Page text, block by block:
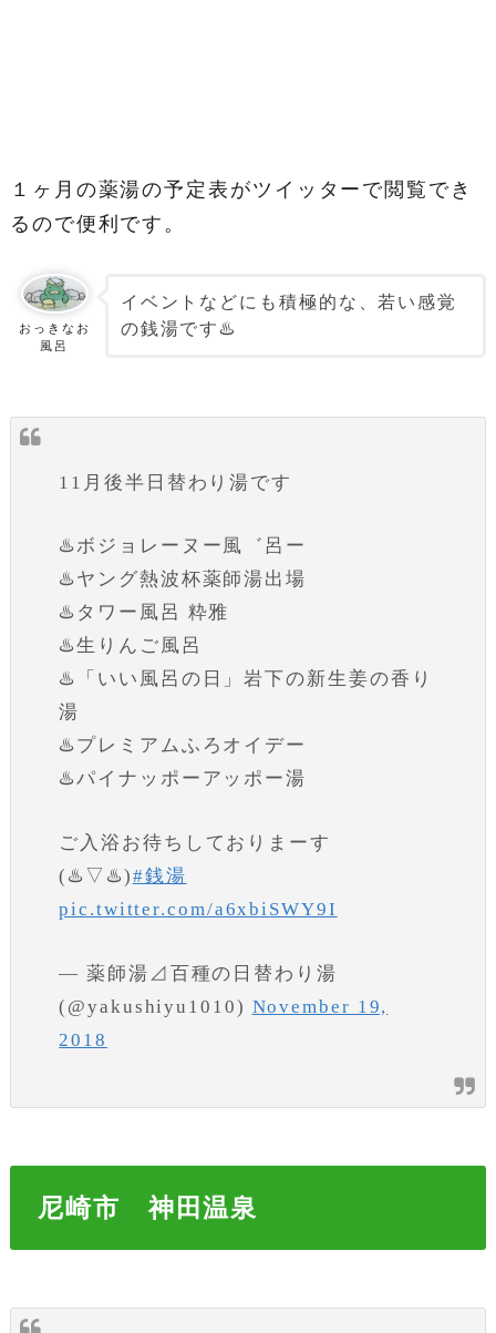
１ヶ月の薬湯の予定表がツイッターで閲覧でき
るので便利です。
おっきなお
風呂
イベントなどにも積極的な、若い感覚
の銭湯です♨️
11月後半日替わり湯です
♨️ボジョレーヌー風゛呂ー
♨️ヤング熱波杯薬師湯出場
♨️タワー風呂 粋雅
♨️生りんご風呂
♨️「いい風呂の日」岩下の新生姜の香り
湯
♨️プレミアムふろオイデー
♨️パイナッポーアッポー湯
ご入浴お待ちしておりまーす
(♨️▽♨️)#銭湯
pic.twitter.com/a6xbiSWY9I
— 薬師湯⊿百種の日替わり湯
(@yakushiyu1010) November 19,
2018
尼崎市 神田温泉